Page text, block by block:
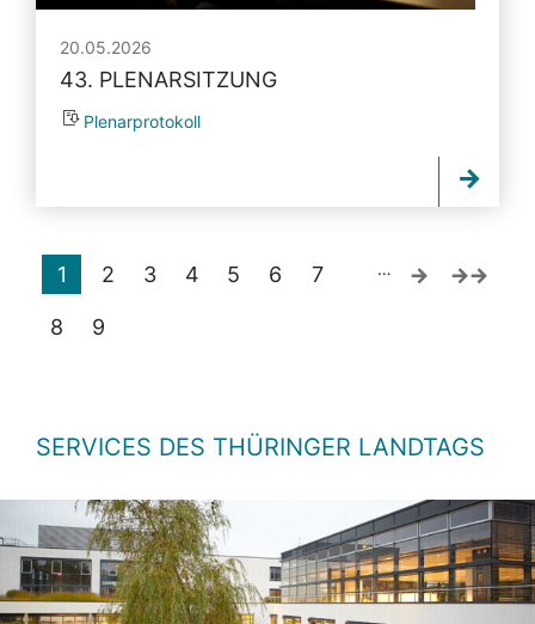
20.05.2026
43. PLENARSITZUNG
Plenarprotokoll
1 2 3 4 5 6 7
8 9
…
SERVICES DES THÜRINGER LANDTAGS